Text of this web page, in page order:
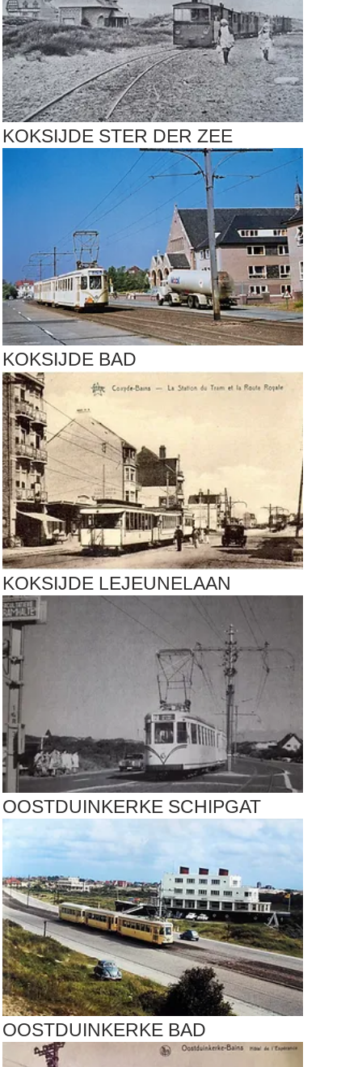
KOKSIJDE STER DER ZEE
KOKSIJDE BAD
KOKSIJDE LEJEUNELAAN
OOSTDUINKERKE SCHIPGAT
OOSTDUINKERKE BAD